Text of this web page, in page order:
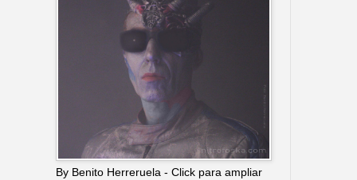
By Benito Herreruela - Click para ampliar